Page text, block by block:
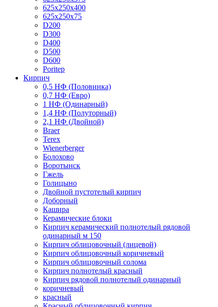
625x250x400
625x250x75
D200
D300
D400
D500
D600
Poritep
Кирпич
0,5 НФ (Половинка)
0,7 НФ (Евро)
1 НФ (Одинарный)
1,4 НФ (Полуторный)
2,1 НФ (Двойной)
Braer
Terex
Wienerberger
Болохово
Воротынск
Гжель
Голицыно
Двойной пустотелый кирпич
Доборный
Кашира
Керамические блоки
Кирпич керамический полнотелый рядовой
одинарный м 150
Кирпич облицовочный (лицевой)
Кирпич облицовочный коричневый
Кирпич облицовочный солома
Кирпич полнотелый красный
Кирпич рядовой полнотелый одинарный
коричневый
красный